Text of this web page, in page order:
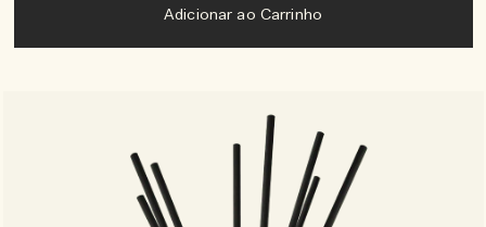
Adicionar ao Carrinho